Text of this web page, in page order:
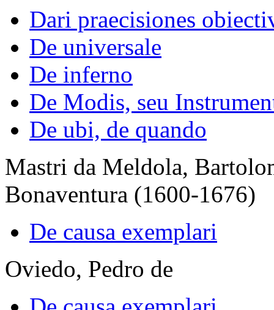
Dari praecisiones
De universale
De inferno
De Modis, seu
De ubi, de quando
Mastri da Meldola,
Bonaventura (1600-1676)
De causa exemplari
Oviedo, Pedro de